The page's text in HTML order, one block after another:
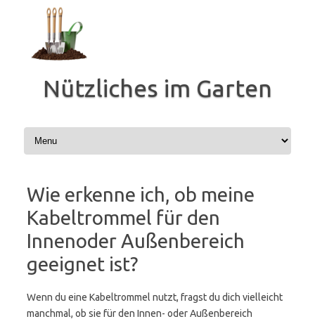
springen
Nützliches im Garten
Wie erkenne ich, ob meine
Kabeltrommel für den
Innenoder Außenbereich
geeignet ist?
Wenn du eine Kabeltrommel nutzt, fragst du dich vielleicht
manchmal, ob sie für den Innen- oder Außenbereich